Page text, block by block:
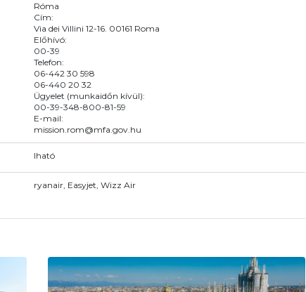
Róma
Cím:
Via dei Villini 12-16. 00161 Roma
Előhívó:
00-39
Telefon:
06-442 30 598
06-440 20 32
Ügyelet (munkaidőn kívül):
00-39-348-800-81-59
E-mail:
mission.rom@mfa.gov.hu
Iható
ryanair, Easyjet, Wizz Air